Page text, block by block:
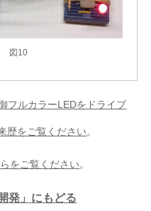
図10
フルカラーLEDをドライブ
歴をご覧ください。
をご覧ください。
発」にもどる